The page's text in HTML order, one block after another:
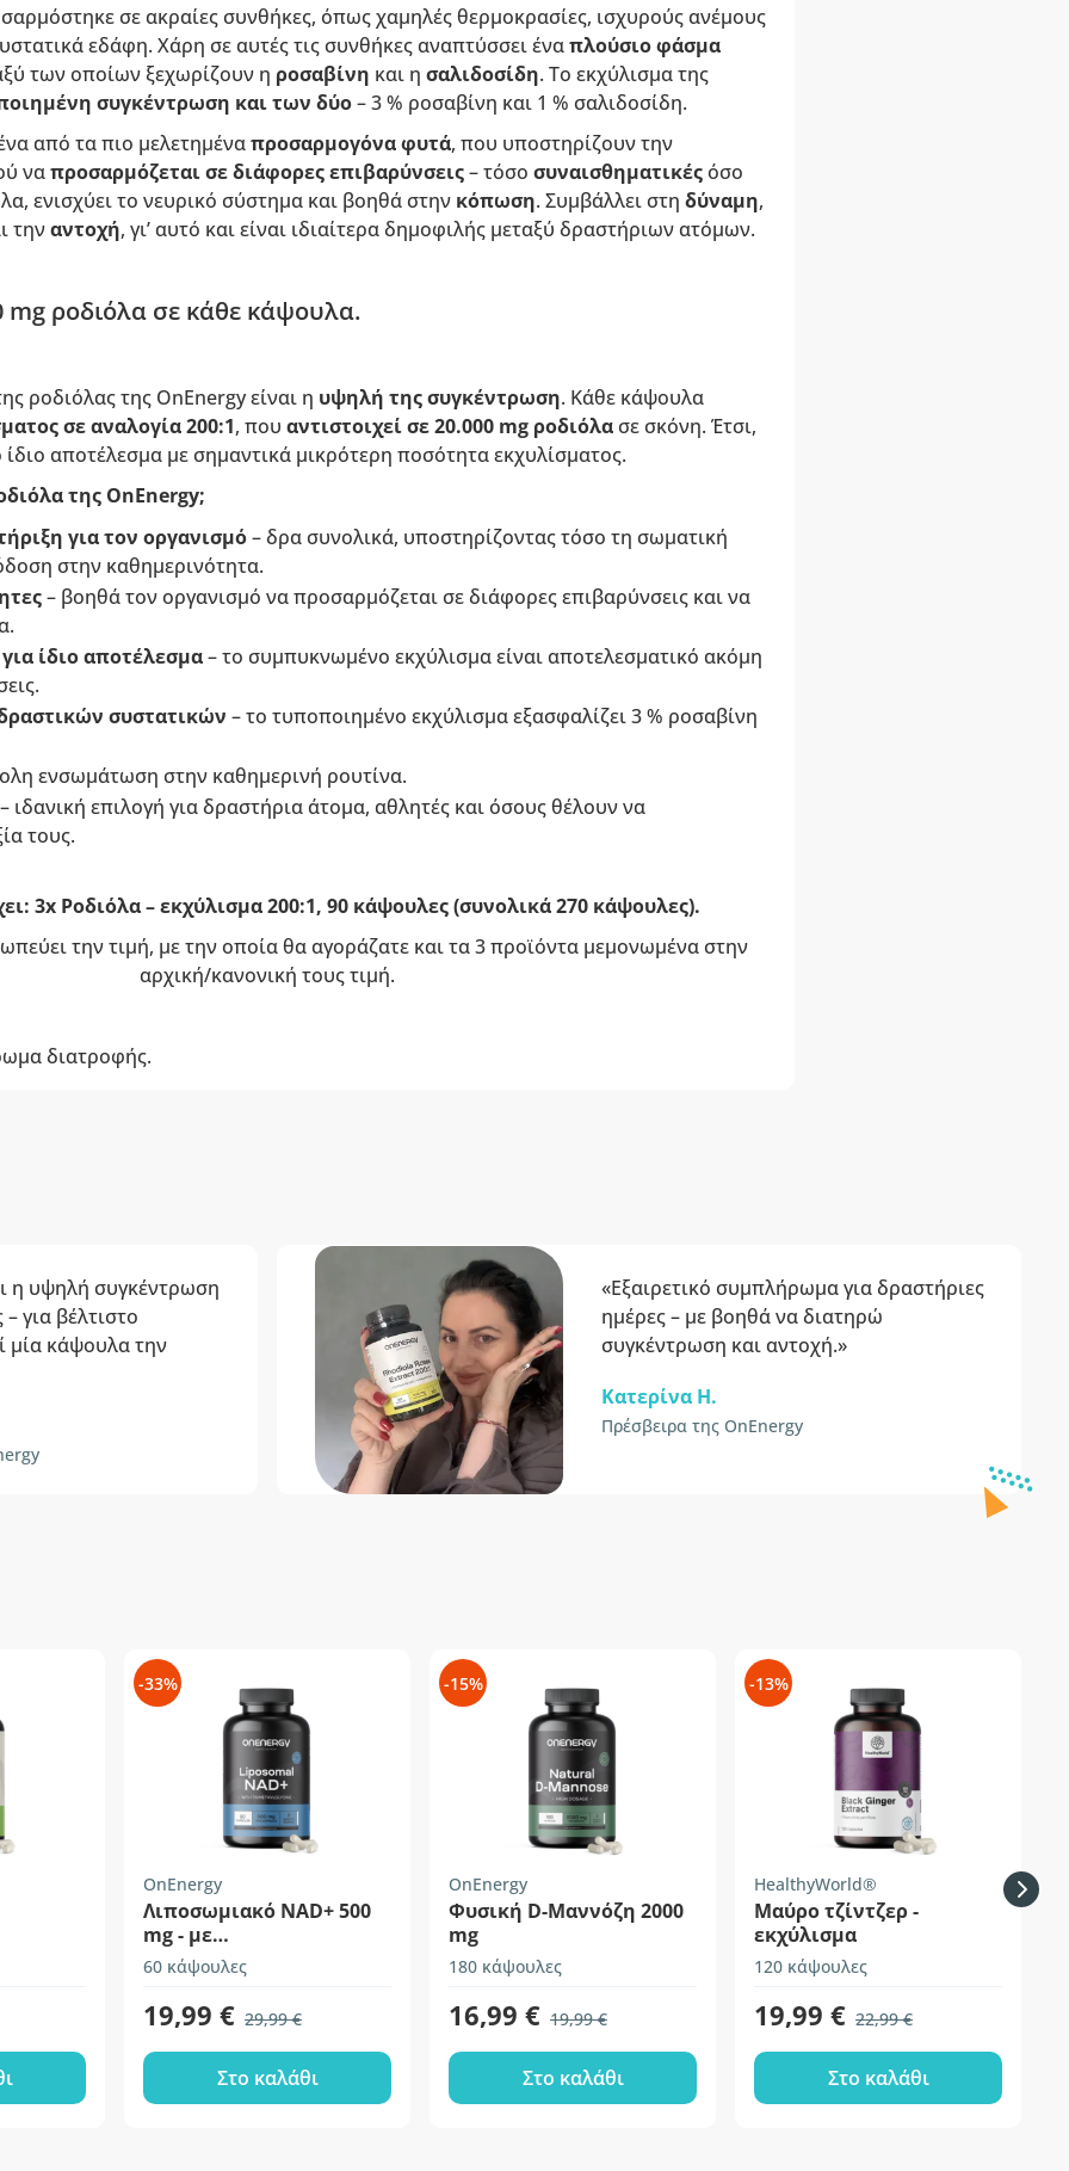
σε ακραίες συνθήκες, όπως χαμηλές θερμοκρασίες, ισχυρούς ανέμους
εδάφη. Χάρη σε αυτές τις συνθήκες αναπτύσσει έναπλούσιο φάσμα
των οποίων ξεχωρίζουν η ροσαβίνη και η σαλιδοσίδη. Το εκχύλισμα της
συγκέντρωση και των δύο– 3 % ροσαβίνη και 1 % σαλιδοσίδη.
από τα πιο μελετημέναπροσαρμογόνα φυτά, που υποστηρίζουν την
ναπροσαρμόζεται σε διάφορες επιβαρύνσεις– τόσο συναισθηματικέςόσο
ενισχύει το νευρικό σύστημα και βοηθά στην κόπωση. Συμβάλλει στη δύναμη,
τηναντοχή, γι’ αυτό και είναι ιδιαίτερα δημοφιλής μεταξύ δραστήριων ατόμων.
mg ροδιόλα σε κάθε κάψουλα.
ροδιόλας της OnEnergy είναι η υψηλή της συγκέντρωση. Κάθε κάψουλα
σε αναλογία 200:1, που αντιστοιχεί σε 20.000 mg ροδιόλασε σκόνη. Έτσι,
ίδιο αποτέλεσμα με σημαντικά μικρότερη ποσότητα εκχυλίσματος.
της OnEnergy;
για τον οργανισμό– δρα συνολικά, υποστηρίζοντας τόσο τη σωματική
στην καθημερινότητα.
– βοηθά τον οργανισμό να προσαρμόζεται σε διάφορες επιβαρύνσεις και να
ίδιο αποτέλεσμα– το συμπυκνωμένο εκχύλισμα είναι αποτελεσματικό ακόμη
συστατικών – το τυποποιημένο εκχύλισμα εξασφαλίζει 3 % ροσαβίνη
ενσωμάτωση στην καθημερινή ρουτίνα.
ιδανική επιλογή για δραστήρια άτομα, αθλητές και όσους θέλουν να
τους.
3x Ροδιόλα – εκχύλισμα 200:1, 90 κάψουλες (συνολικά 270 κάψουλες).
την τιμή, με την οποία θα αγοράζατε και τα 3 προϊόντα μεμονωμένα στην
αρχική/κανονική τους τιμή.
διατροφής.
η υψηλή συγκέντρωση
για βέλτιστο
μία κάψουλα την
«Εξαιρετικό συμπλήρωμα για δραστήριες
ημέρες – με βοηθά να διατηρώ
συγκέντρωση και αντοχή.»
Κατερίνα H.
Πρέσβειρα της OnEnergy
-33%
OnEnergy
Λιποσωμιακό NAD+ 500
mg - με
τριμεθυλογλυκίνη
60 κάψουλες
19,99 € 29,99 €
Στο καλάθι
-15%
OnEnergy
Φυσική D-Μαννόζη 2000
mg
180 κάψουλες
16,99 € 19,99 €
Στο καλάθι
-13%
HealthyWorld®
Μαύρο τζίντζερ -
εκχύλισμα
120 κάψουλες
19,99 € 22,99 €
Στο καλάθι